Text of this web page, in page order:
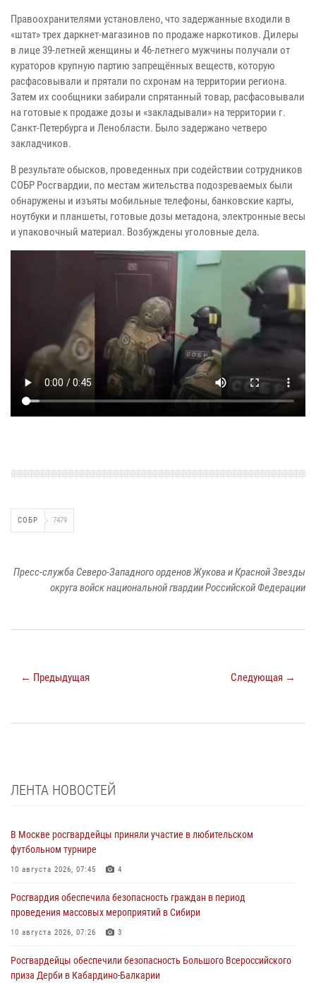
Правоохранителями установлено, что задержанные входили в
«штат» трех даркнет-магазинов по продаже наркотиков. Дилеры
в лице 39-летней женщины и 46-летнего мужчины получали от
кураторов крупную партию запрещённых веществ, которую
расфасовывали и прятали по схронам на территории региона.
Затем их сообщники забирали спрятанный товар, расфасовывали
на готовые к продаже дозы и «закладывали» на территории г.
Санкт-Петербурга и Ленобласти. Было задержано четверо
закладчиков.
В результате обысков, проведенных при содействии сотрудников
СОБР Росгвардии, по местам жительства подозреваемых были
обнаружены и изъяты мобильные телефоны, банковские карты,
ноутбуки и планшеты, готовые дозы метадона, электронные весы
и упаковочный материал. Возбуждены уголовные дела.
СОБР 7479
Пресс-служба Северо-Западного орденов Жукова и Красной Звезды
округа войск национальной гвардии Российской Федерации
← Предыдущая Следующая →
ЛЕНТА НОВОСТЕЙ
В Москве росгвардейцы приняли участие в любительском
футбольном турнире
10 августа 2026, 07:45 4
Росгвардия обеспечила безопасность граждан в период
проведения массовых мероприятий в Сибири
10 августа 2026, 07:26 3
Росгвардейцы обеспечили безопасность Большого Всероссийского
приза Дерби в Кабардино-Балкарии